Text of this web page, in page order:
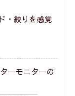
・絞りを感覚
ーモニターの